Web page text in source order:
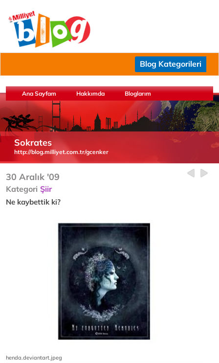
Blog Kategorileri
Ana Sayfam Hakkımda Bloglarım
Sokrates
http://blog.milliyet.com.tr/gcenker
30 Aralık '09
Kategori Şiir
Ne kaybettik ki?
henda.deviantart.jpeg